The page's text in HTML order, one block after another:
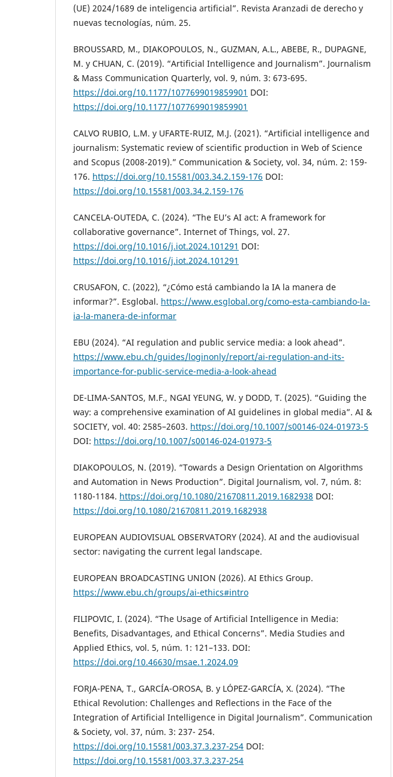
(UE) 2024/1689 de inteligencia artificial”. Revista Aranzadi de derecho y
nuevas tecnologías, núm. 25.
BROUSSARD, M., DIAKOPOULOS, N., GUZMAN, A.L., ABEBE, R., DUPAGNE,
M. y CHUAN, C. (2019). “Artificial Intelligence and Journalism”. Journalism
& Mass Communication Quarterly, vol. 9, núm. 3: 673-695.
https://doi.org/10.1177/1077699019859901 DOI:
https://doi.org/10.1177/1077699019859901
CALVO RUBIO, L.M. y UFARTE-RUIZ, M.J. (2021). “Artificial intelligence and
journalism: Systematic review of scientific production in Web of Science
and Scopus (2008-2019).” Communication & Society, vol. 34, núm. 2: 159-
176. https://doi.org/10.15581/003.34.2.159-176 DOI:
https://doi.org/10.15581/003.34.2.159-176
CANCELA-OUTEDA, C. (2024). “The EU’s AI act: A framework for
collaborative governance”. Internet of Things, vol. 27.
https://doi.org/10.1016/j.iot.2024.101291 DOI:
https://doi.org/10.1016/j.iot.2024.101291
CRUSAFON, C. (2022), “¿Cómo está cambiando la IA la manera de
informar?”. Esglobal. https://www.esglobal.org/como-esta-cambiando-la-
ia-la-manera-de-informar
EBU (2024). “AI regulation and public service media: a look ahead”.
https://www.ebu.ch/guides/loginonly/report/ai-regulation-and-its-
importance-for-public-service-media-a-look-ahead
DE-LIMA-SANTOS, M.F., NGAI YEUNG, W. y DODD, T. (2025). “Guiding the
way: a comprehensive examination of AI guidelines in global media”. AI &
SOCIETY, vol. 40: 2585–2603. https://doi.org/10.1007/s00146-024-01973-5
DOI: https://doi.org/10.1007/s00146-024-01973-5
DIAKOPOULOS, N. (2019). “Towards a Design Orientation on Algorithms
and Automation in News Production”. Digital Journalism, vol. 7, núm. 8:
1180-1184. https://doi.org/10.1080/21670811.2019.1682938 DOI:
https://doi.org/10.1080/21670811.2019.1682938
EUROPEAN AUDIOVISUAL OBSERVATORY (2024). AI and the audiovisual
sector: navigating the current legal landscape.
EUROPEAN BROADCASTING UNION (2026). AI Ethics Group.
https://www.ebu.ch/groups/ai-ethics#intro
FILIPOVIC, I. (2024). “The Usage of Artificial Intelligence in Media:
Benefits, Disadvantages, and Ethical Concerns”. Media Studies and
Applied Ethics, vol. 5, núm. 1: 121–133. DOI:
https://doi.org/10.46630/msae.1.2024.09
FORJA-PENA, T., GARCÍA-OROSA, B. y LÓPEZ-GARCÍA, X. (2024). “The
Ethical Revolution: Challenges and Reflections in the Face of the
Integration of Artificial Intelligence in Digital Journalism”. Communication
& Society, vol. 37, núm. 3: 237- 254.
https://doi.org/10.15581/003.37.3.237-254 DOI:
https://doi.org/10.15581/003.37.3.237-254